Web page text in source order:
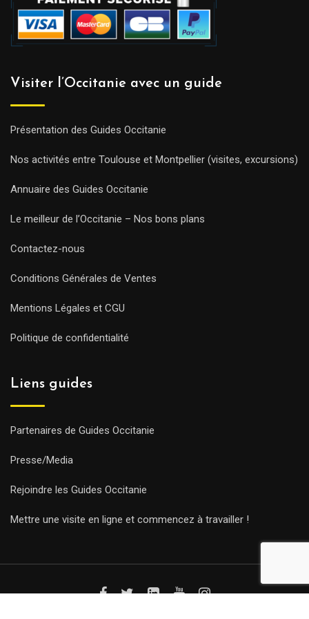
Visiter l’Occitanie avec un guide
Présentation des Guides Occitanie
Nos activités entre Toulouse et Montpellier (visites, excursions)
Annuaire des Guides Occitanie
Le meilleur de l’Occitanie – Nos bons plans
Contactez-nous
Conditions Générales de Ventes
Mentions Légales et CGU
Politique de confidentialité
Liens guides
Partenaires de Guides Occitanie
Presse/Media
Rejoindre les Guides Occitanie
Mettre une visite en ligne et commencez à travailler !